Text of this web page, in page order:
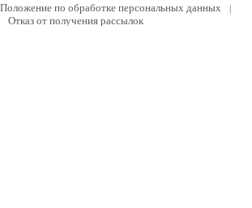
Положение по обработке персональных данных
|
Отказ от получения рассылок